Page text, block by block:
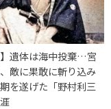
】遺体は海中投棄…宮
敵に果敢に斬り込み
を遂げた「野村利三